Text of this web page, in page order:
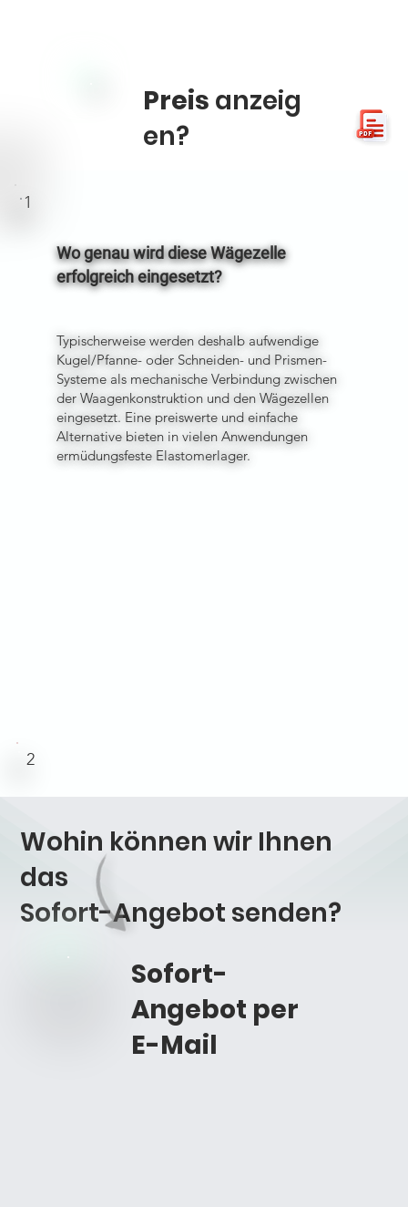
2
1
Wo genau wird diese Wägezelle
erfolgreich eingesetzt?
Typischerweise werden deshalb aufwendige
Kugel/Pfanne- oder Schneiden- und Prismen-
Systeme als mechanische Verbindung zwischen
der Waagenkonstruktion und den Wägezellen
eingesetzt. Eine preiswerte und einfache
Alternative bieten in vielen Anwendungen
ermüdungsfeste Elastomerlager.
Preis anzeig
en?
Wohin können wir Ihnen
das
Sofort-Angebot senden?
Sofort-
Angebot per
E-Mail